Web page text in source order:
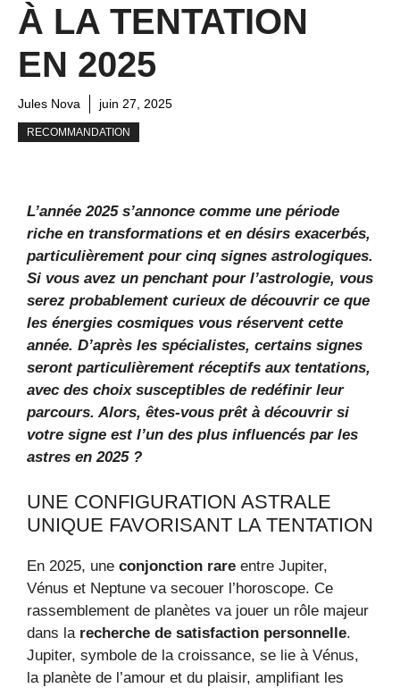
À LA TENTATION
EN 2025
Jules Nova juin 27, 2025
RECOMMANDATION
L’année 2025 s’annonce comme une période
riche en transformations et en désirs exacerbés,
particulièrement pour cinq signes astrologiques.
Si vous avez un penchant pour l’astrologie, vous
serez probablement curieux de découvrir ce que
les énergies cosmiques vous réservent cette
année. D’après les spécialistes, certains signes
seront particulièrement réceptifs aux tentations,
avec des choix susceptibles de redéfinir leur
parcours. Alors, êtes-vous prêt à découvrir si
votre signe est l’un des plus influencés par les
astres en 2025 ?
UNE CONFIGURATION ASTRALE
UNIQUE FAVORISANT LA TENTATION
En 2025, une conjonction rare entre Jupiter,
Vénus et Neptune va secouer l’horoscope. Ce
rassemblement de planètes va jouer un rôle majeur
dans la recherche de satisfaction personnelle.
Jupiter, symbole de la croissance, se lie à Vénus,
la planète de l’amour et du plaisir, amplifiant les